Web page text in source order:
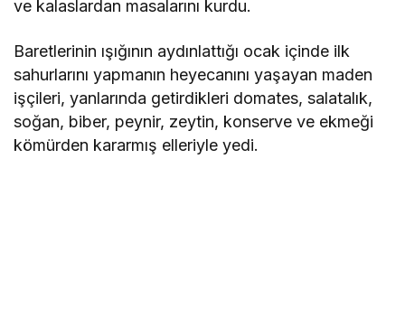
ve kalaslardan masalarını kurdu.
Baretlerinin ışığının aydınlattığı ocak içinde ilk
sahurlarını yapmanın heyecanını yaşayan maden
işçileri, yanlarında getirdikleri domates, salatalık,
soğan, biber, peynir, zeytin, konserve ve ekmeği
kömürden kararmış elleriyle yedi.